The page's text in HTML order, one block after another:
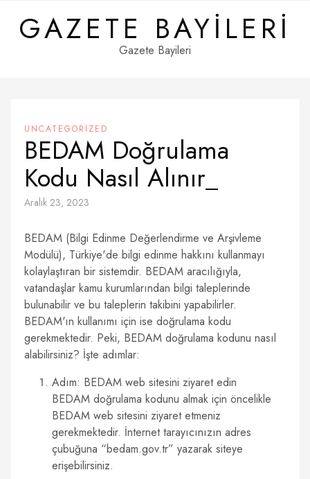
contentGAZETE BAYILERI
Gazete Bayileri
UNCATEGORIZED
BEDAM Doğrulama
Kodu Nasıl Alınır_
Aralık 23, 2023
BEDAM (Bilgi Edinme Değerlendirme ve Arşivleme
Modülü), Türkiye'de bilgi edinme hakkını kullanmayı
kolaylaştıran bir sistemdir. BEDAM aracılığıyla,
vatandaşlar kamu kurumlarından bilgi taleplerinde
bulunabilir ve bu taleplerin takibini yapabilirler.
BEDAM'ın kullanımı için ise doğrulama kodu
gerekmektedir. Peki, BEDAM doğrulama kodunu nasıl
alabilirsiniz? İşte adımlar:
Adım: BEDAM web sitesini ziyaret edin
BEDAM doğrulama kodunu almak için öncelikle
BEDAM web sitesini ziyaret etmeniz
gerekmektedir. İnternet tarayıcınızın adres
çubuğuna “bedam.gov.tr” yazarak siteye
erişebilirsiniz.